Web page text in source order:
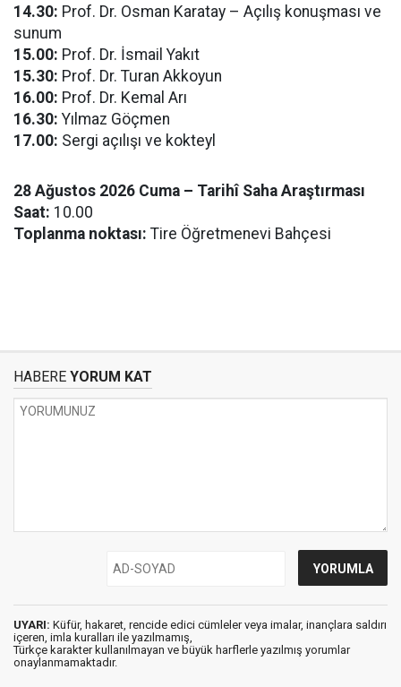
14.30: Prof. Dr. Osman Karatay – Açılış konuşması ve
sunum
15.00: Prof. Dr. İsmail Yakıt
15.30: Prof. Dr. Turan Akkoyun
16.00: Prof. Dr. Kemal Arı
16.30: Yılmaz Göçmen
17.00: Sergi açılışı ve kokteyl
28 Ağustos 2026 Cuma – Tarihî Saha Araştırması
Saat: 10.00
Toplanma noktası: Tire Öğretmenevi Bahçesi
HABERE YORUM KAT
UYARI: Küfür, hakaret, rencide edici cümleler veya imalar, inançlara saldırı
içeren, imla kuralları ile yazılmamış,
Türkçe karakter kullanılmayan ve büyük harflerle yazılmış yorumlar
onaylanmamaktadır.